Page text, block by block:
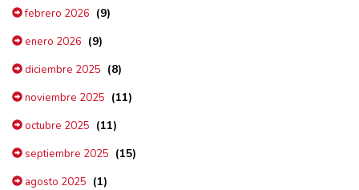
febrero 2026 (9)
enero 2026 (9)
diciembre 2025 (8)
noviembre 2025 (11)
octubre 2025 (11)
septiembre 2025 (15)
agosto 2025 (1)